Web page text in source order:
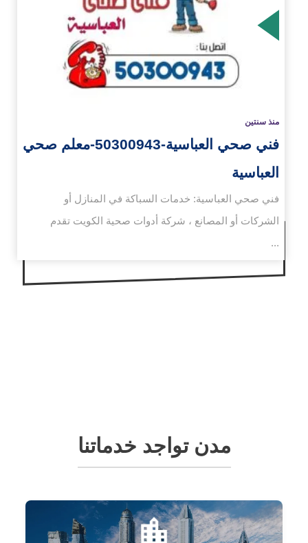
منذ سنتين
فني صحي العباسية-50300943-معلم صحي
العباسية
فني صحي العباسية: خدمات السباكة في المنازل أو
الشركات أو المصانع ، شركة أدوات صحية الكويت تقدم
...
مدن تواجد خدماتنا